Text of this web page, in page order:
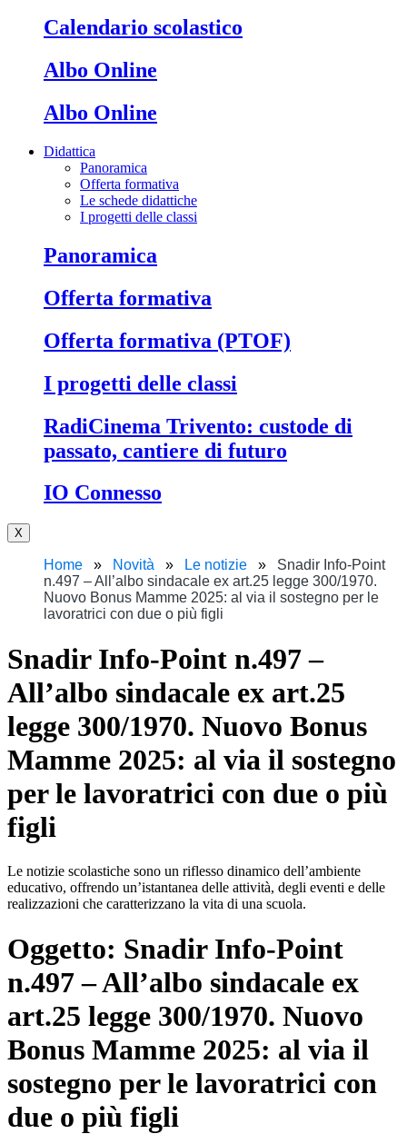
Calendario scolastico
Albo Online
Albo Online
Didattica
Panoramica
Offerta formativa
Le schede didattiche
I progetti delle classi
Panoramica
Offerta formativa
Offerta formativa (PTOF)
I progetti delle classi
RadiCinema Trivento: custode di
passato, cantiere di futuro
IO Connesso
X
Home Novità Le notizie
Snadir Info-Point
n.497 – All’albo sindacale ex art.25 legge 300/1970.
Nuovo Bonus Mamme 2025: al via il sostegno per le
lavoratrici con due o più figli
Snadir Info-Point n.497 –
All’albo sindacale ex art.25
legge 300/1970. Nuovo Bonus
Mamme 2025: al via il sostegno
per le lavoratrici con due o più
figli
Le notizie scolastiche sono un riflesso dinamico dell’ambiente
educativo, offrendo un’istantanea delle attività, degli eventi e delle
realizzazioni che caratterizzano la vita di una scuola.
Oggetto: Snadir Info-Point
n.497 – All’albo sindacale ex
art.25 legge 300/1970. Nuovo
Bonus Mamme 2025: al via il
sostegno per le lavoratrici con
due o più figli